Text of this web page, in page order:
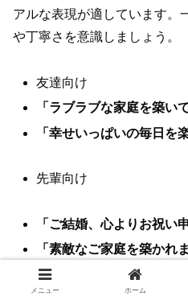
アルな表現が適しています。
や丁寧さを意識しましょう。
友達向け
「ラブラブな家庭を築い
「幸せいっぱいの毎日を
先輩向け
「ご結婚、心よりお祝い
「素敵なご家庭を築かれ
す」
メニュー ホーム